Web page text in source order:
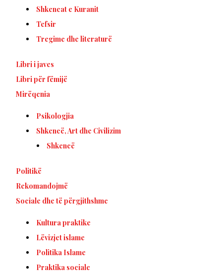
Shkencat e Kuranit
Tefsir
Tregime dhe literaturë
Libri i javes
Libri për fëmijë
Mirëqenia
Psikologjia
Shkencë, Art dhe Civilizim
Shkencë
Politikë
Rekomandojmë
Sociale dhe të përgjithshme
Kultura praktike
Lëvizjet islame
Politika Islame
Praktika sociale